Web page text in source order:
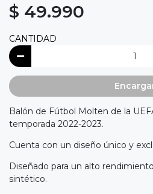
$ 49.990
CANTIDAD
Balón de Fútbol Molten de la
temporada 2022-2023.
Cuenta con un diseño único y
Diseñado para un alto
sintético.